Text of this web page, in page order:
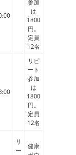
参加
は
1800
円。
定員
12名
リピ
ート
参加
は
1800
円。
定員
12名
リ
ー
健康